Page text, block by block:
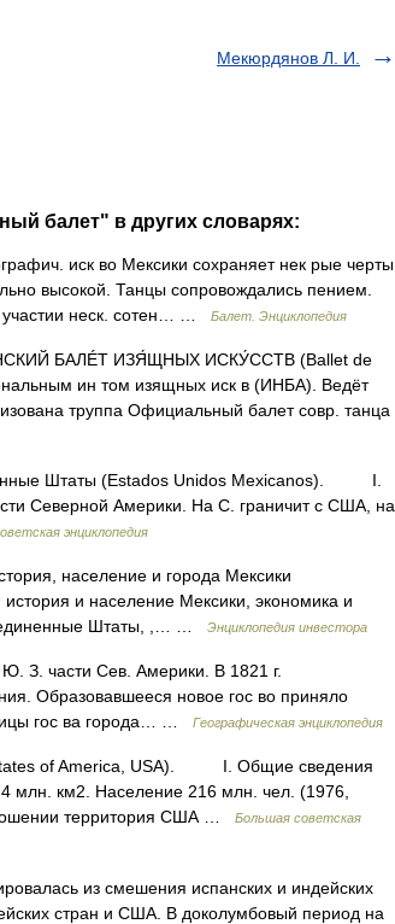
Мекюрдянов Л. И.
балет" в других словарях:
иск во Мексики сохраняет нек рые черты
высокой. Танцы сопровождались пением.
участии неск. сотен… …
Балет. Энциклопедия
БАЛÉТ ИЗЯ́ЩНЫХ ИСКУ́ССТВ (Ballet de
ин том изящных иск в (ИНБА). Ведёт
труппа Официальный балет совр. танца
Штаты (Estados Unidos Mexicanos). I.
Северной Америки. На С. граничит с США, на
энциклопедия
население и города Мексики
и население Мексики, экономика и
Штаты, ,… …
Энциклопедия инвестора
З. части Сев. Америки. В 1821 г.
Образовавшееся новое гос во приняло
гос ва города… …
Географическая энциклопедия
of America, USA). I. Общие сведения
км2. Население 216 млн. чел. (1976,
территория США …
Большая советская
из смешения испанских и индейских
стран и США. В доколумбовый период на